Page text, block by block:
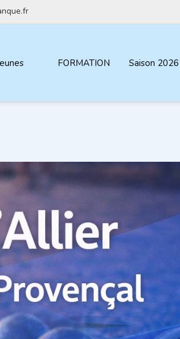
FORMATION Saison 2026